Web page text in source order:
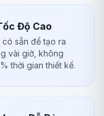
Độ Cao
sẵn để tạo ra
vài giờ, không
thời gian thiết kế.